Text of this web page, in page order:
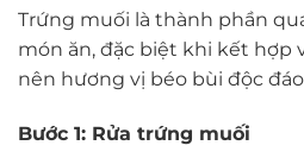
Trứng muối là thành phần
món ăn, đặc biệt khi kết hợp
nên hương vị béo bùi độc
Bước 1: Rửa trứng muối